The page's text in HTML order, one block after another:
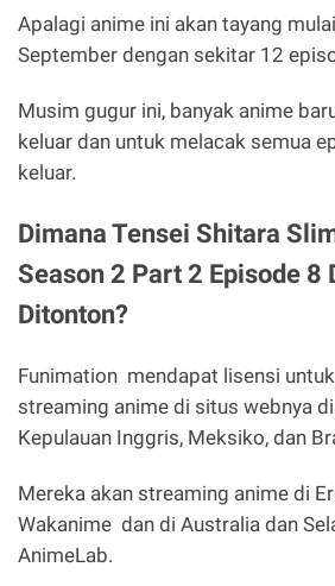
Apalagi anime ini akan tayang
September dengan sekitar 12
Musim gugur ini, banyak anime
keluar dan untuk melacak semua
keluar.
Dimana Tensei Shitara
Season 2 Part 2 Episode 8
Ditonton?
Funimation mendapat lisensi
streaming anime di situs webnya
Kepulauan Inggris, Meksiko, dan
Mereka akan streaming anime di
Wakanime dan di Australia dan
AnimeLab.